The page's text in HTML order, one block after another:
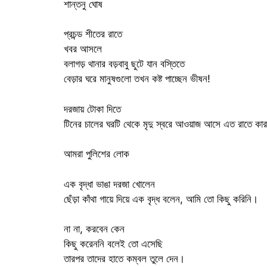
শান্তনু ঘোষ
প্রচন্ড শীতের রাতে
খবর আসলে
বলাগড় থানার বড়বাবু ছুটে যান বস্তিতে
বেড়ার ঘরে মানুষগুলো তখন কষ্ট পাচ্ছেন ভীষন!
দরজায় টোকা দিতে
টিনের চালের ঘরটি থেকে মৃদু স্বরে আওয়াজ আসে এত রাতে
আমরা পুলিশের লোক
এক বৃদ্ধা ভাঙা দরজা খোলেন
ছেঁড়া কাঁথা গায়ে দিয়ে এক বৃদ্ধ বলেন, আমি তো কিছু করিনি।
না না, করবেন কেন
কিছু করেননি বলেই তো এসেছি
তারপর তাদের হাতে কম্বল তুলে দেন।